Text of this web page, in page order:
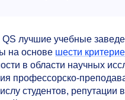
QS лучшие учебные
на основе шести
в области научных
профессорско-
студентов, репутации